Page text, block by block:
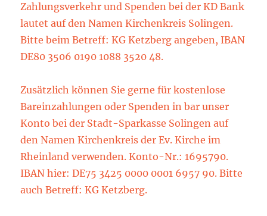
Zahlungsverkehr und Spenden bei der KD Bank
lautet auf den Namen Kirchenkreis Solingen.
Bitte beim Betreff: KG Ketzberg angeben, IBAN
DE80 3506 0190 1088 3520 48.
Zusätzlich können Sie gerne für kostenlose
Bareinzahlungen oder Spenden in bar unser
Konto bei der Stadt-Sparkasse Solingen auf
den Namen Kirchenkreis der Ev. Kirche im
Rheinland verwenden. Konto-Nr.: 1695790.
IBAN hier: DE75 3425 0000 0001 6957 90. Bitte
auch Betreff: KG Ketzberg.